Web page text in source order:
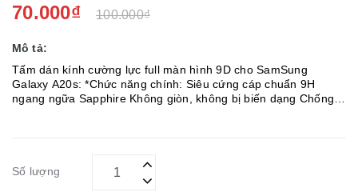
70.000₫ 100.000₫
Mô tả:
Tấm dán kính cường lực full màn hình 9D cho SamSung
Galaxy A20s: *Chức năng chính: Siêu cứng cáp chuẩn 9H
ngang ngữa Sapphire Không giòn, không bị biến dạng Chống
Số lượng